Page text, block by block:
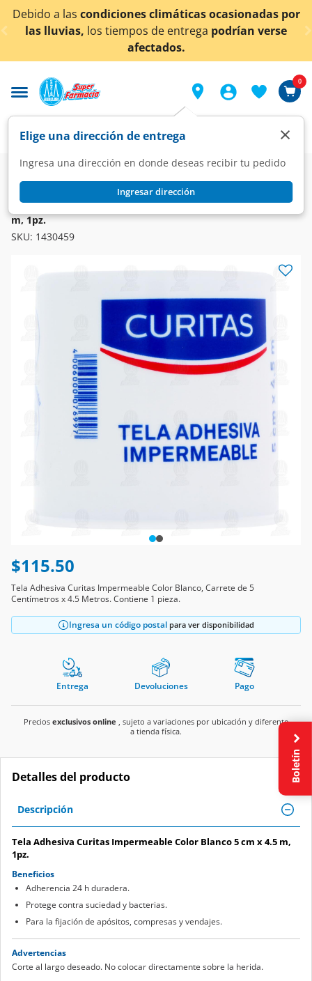
< div class="carousel-inner">
condiciones climáticas ocasionadas por
los tiempos de entregapodrían verse
¡Ahora
Elige una dirección de entrega
Ingresa una dirección en donde deseas recibir tu pedido
Ingresar dirección
×
0
Farmacia Curaciones Cintas y Parches Adhesivos
Tela Adhesiva Curitas Impermeable Color Blanco 5 cm x 4.5
m, 1pz.
SKU: 1430459
$115.50
Tela Adhesiva Curitas Impermeable Color Blanco, Carrete de 5
Centímetros x 4.5 Metros. Contiene 1 pieza.
Ingresa un código postal para ver disponibilidad
Entrega Devoluciones Pago
Precios exclusivos online , sujeto a variaciones por ubicación y diferente
a tienda física.
Detalles del producto
Descripción
Tela Adhesiva Curitas Impermeable Color Blanco 5 cm x 4.5 m,
1pz.
Beneficios
Adherencia 24 h duradera.
Protege contra suciedad y bacterias.
Para la fijación de apósitos, compresas y vendajes.
Advertencias
Corte al largo deseado. No colocar directamente sobre la herida.
Boletín